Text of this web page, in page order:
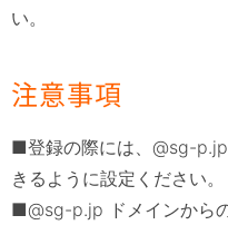
い。
注意事項
■登録の際には、@sg-
きるように設定ください。
■@sg-p.jp ドメインから